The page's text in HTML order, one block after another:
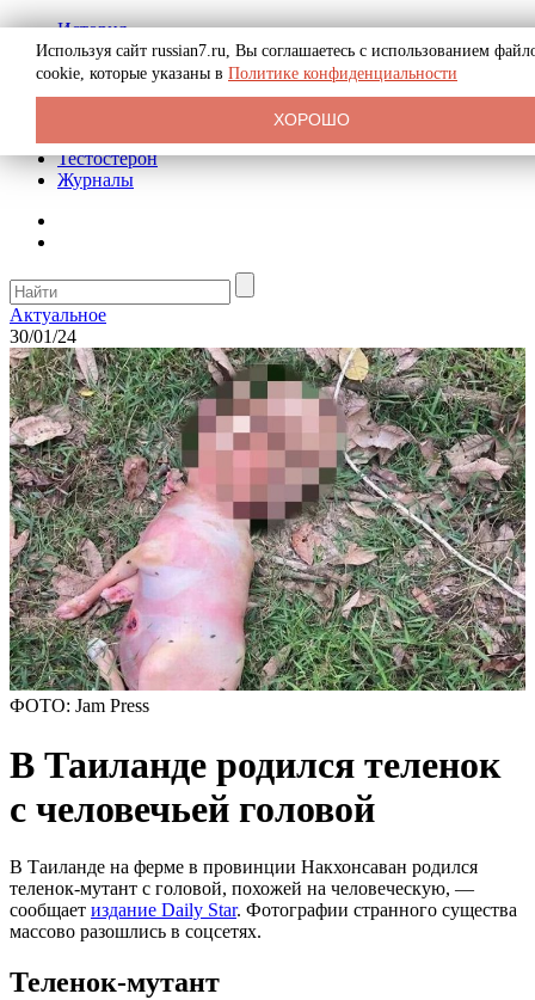
История
Биография
Криминал
Реклама на сайте
Тестостерон
Журналы
Актуальное
30/01/24
ФОТО: Jam Press
В Таиланде родился теленок
с человечьей головой
В Таиланде на ферме в провинции Накхонсаван родился
теленок-мутант с головой, похожей на человеческую, —
сообщает издание Daily Star. Фотографии странного существа
массово разошлись в соцсетях.
Теленок-мутант
Используя сайт russian7.ru, Вы соглашаетесь с использованием
cookie, которые указаны в Политике конфиденциальности
ХОРОШО